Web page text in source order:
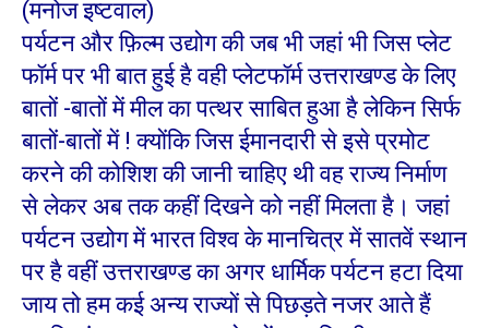
(मनोज इष्टवाल)
पर्यटन और फ़िल्म उद्योग की जब भी जहां भी जिस प्लेट
फॉर्म पर भी बात हुई है वही प्लेटफॉर्म उत्तराखण्ड के लिए
बातों -बातों में मील का पत्थर साबित हुआ है लेकिन सिर्फ
बातों-बातों में ! क्योंकि जिस ईमानदारी से इसे प्रमोट
करने की कोशिश की जानी चाहिए थी वह राज्य निर्माण
से लेकर अब तक कहीं दिखने को नहीं मिलता है। जहां
पर्यटन उद्योग में भारत विश्व के मानचित्र में सातवें स्थान
पर है वहीं उत्तराखण्ड का अगर धार्मिक पर्यटन हटा दिया
जाय तो हम कई अन्य राज्यों से पिछड़ते नजर आते हैं